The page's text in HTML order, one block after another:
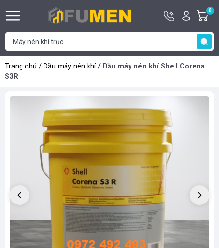
Hotline
0929
406
Tài
khoản
Hello,
Khách
0
Trang chủ / Dầu máy nén khí/ Dầu máy nén khí Shell Corena
S3R